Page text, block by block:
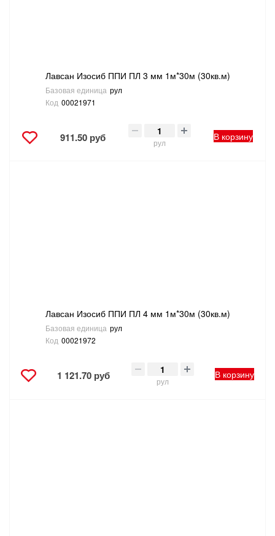
Лавсан Изосиб ППИ ПЛ 3 мм 1м*30м (30кв.м)
Базовая единица рул
Код 00021971
911.50 руб рул
В корзину
Лавсан Изосиб ППИ ПЛ 4 мм 1м*30м (30кв.м)
Базовая единица рул
Код 00021972
1 121.70 руб рул
В корзину